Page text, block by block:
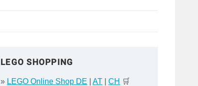
LEGO SHOPPING
» LEGO Online Shop DE AT| CH 🛒